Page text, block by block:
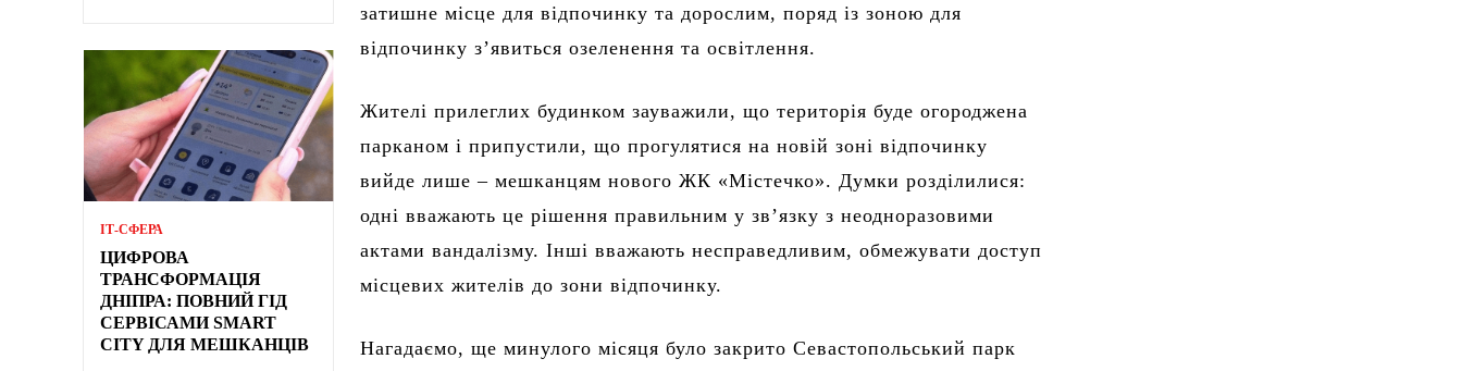
ІТ-СФЕРА
ЦИФРОВА
ТРАНСФОРМАЦІЯ
ДНІПРА: ПОВНИЙ ГІД
СЕРВІСАМИ SMART
CITY ДЛЯ МЕШКАНЦІВ
затишне місце для відпочинку та дорослим, поряд із зоною для
відпочинку з’явиться озеленення та освітлення.
Жителі прилеглих будинком зауважили, що територія буде огороджена
парканом і припустили, що прогулятися на новій зоні відпочинку
вийде лише – мешканцям нового ЖК «Містечко». Думки розділилися:
одні вважають це рішення правильним у зв’язку з неодноразовими
актами вандалізму. Інші вважають несправедливим, обмежувати доступ
місцевих жителів до зони відпочинку.
Нагадаємо, ще минулого місяця було закрито Севастопольський парк